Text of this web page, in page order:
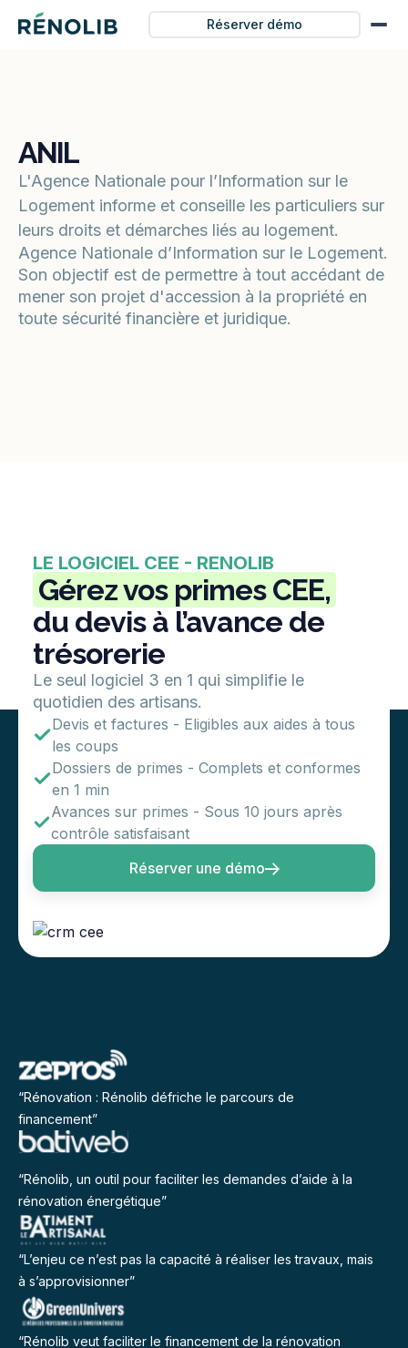
Réserver démo
ANIL
L'Agence Nationale pour l’Information sur le
Logement informe et conseille les particuliers sur
leurs droits et démarches liés au logement.
Agence Nationale d’Information sur le Logement.
Son objectif est de permettre à tout accédant de
mener son projet d'accession à la propriété en
toute sécurité financière et juridique.
LE LOGICIEL CEE - RENOLIB
Gérez vos primes CEE,
du devis à l’avance de
trésorerie
Le seul logiciel 3 en 1 qui simplifie le
quotidien des artisans.
Devis et factures - Eligibles aux aides à tous
les coups
Dossiers de primes - Complets et conformes
en 1 min
Avances sur primes - Sous 10 jours après
contrôle satisfaisant
Réserver une démo
“Rénovation : Rénolib défriche le parcours de
financement”
“Rénolib, un outil pour faciliter les demandes d’aide à la
rénovation énergétique”
“L’enjeu ce n’est pas la capacité à réaliser les travaux, mais
à s’approvisionner”
“Rénolib veut faciliter le financement de la rénovation